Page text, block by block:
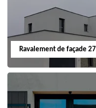
Ravalement de façade 27